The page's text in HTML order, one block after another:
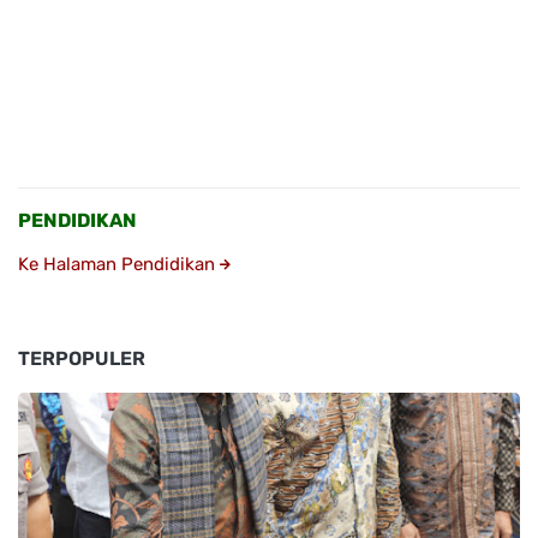
PENDIDIKAN
Ke Halaman Pendidikan
TERPOPULER